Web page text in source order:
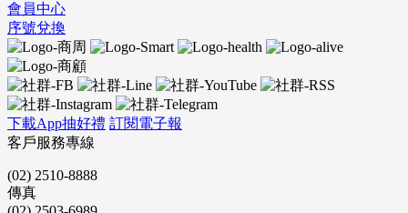
會員中心
序號兌換
下載App抽好禮 訂閱電子報
客戶服務專線
(02) 2510-8888
傳真